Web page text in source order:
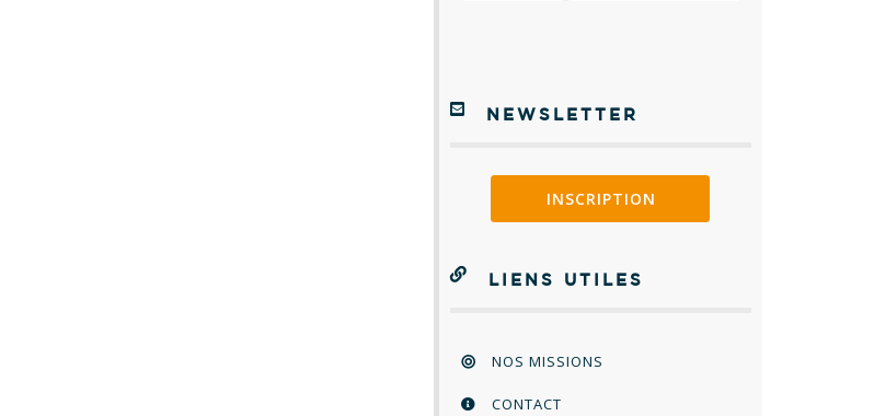
NEWSLETTER
INSCRIPTION
LIENS UTILES
NOS MISSIONS
CONTACT